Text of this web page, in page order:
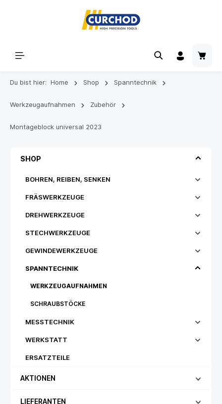
Du bist hier: Home Shop Spanntechnik
Werkzeugaufnahmen Zubehör
Montageblock universal 2023
SHOP
BOHREN, REIBEN, SENKEN
FRÄSWERKZEUGE
DREHWERKZEUGE
STECHWERKZEUGE
GEWINDEWERKZEUGE
SPANNTECHNIK
WERKZEUGAUFNAHMEN
SCHRAUBSTÖCKE
MESSTECHNIK
WERKSTATT
ERSATZTEILE
AKTIONEN
LIEFERANTEN